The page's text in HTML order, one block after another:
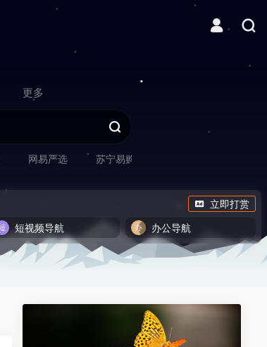
更多
网易严选 苏宁易购
立即打赏
短视频导航 办公导航